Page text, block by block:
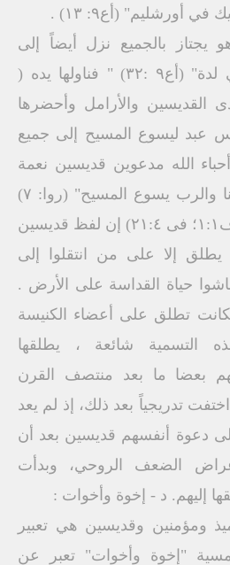
أورشليم" (أع۹: ١٣) .
بالجميع نزل أيضاً إلى
القديسين الساكنين في لدة" (أع۹ :۳۲) " فناولها يده (
القديسين والأرامل وأحضرها
: ٤١) ."بولس عبد ليسوع المسيح إلى جميع
الله مدعوين قديسين نعمة
لكم وسلام من الله أبينا والرب يسوع المسيح" (روا: ۷)
راجع أيضاً (۱ کو ۱: ۲ أف١:١؛ فى ٢١:٤) إن لفظ قديسين
يطلق إلا على من انتقلوا إلى
حياة القداسة على الأرض .
تطلق على أعضاء الكنيسة
التسمية شائعة ، يطلقها
بعضا ما بعد منتصف القرن
تدريجياً بعد ذلك، إذ لم يعد
دعوة أنفسهم قديسين بعد أن
الضعف الروحي، وبدأت
إليهم. د - إخوة وأخوات :
ومؤمنين وقديسين هي تعبير
"إخوة وأخوات" تعبر عن